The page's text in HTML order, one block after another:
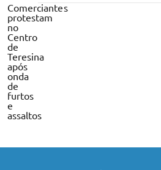
Comerciantes
protestam
no
Centro
de
Teresina
após
onda
de
furtos
e
assaltos